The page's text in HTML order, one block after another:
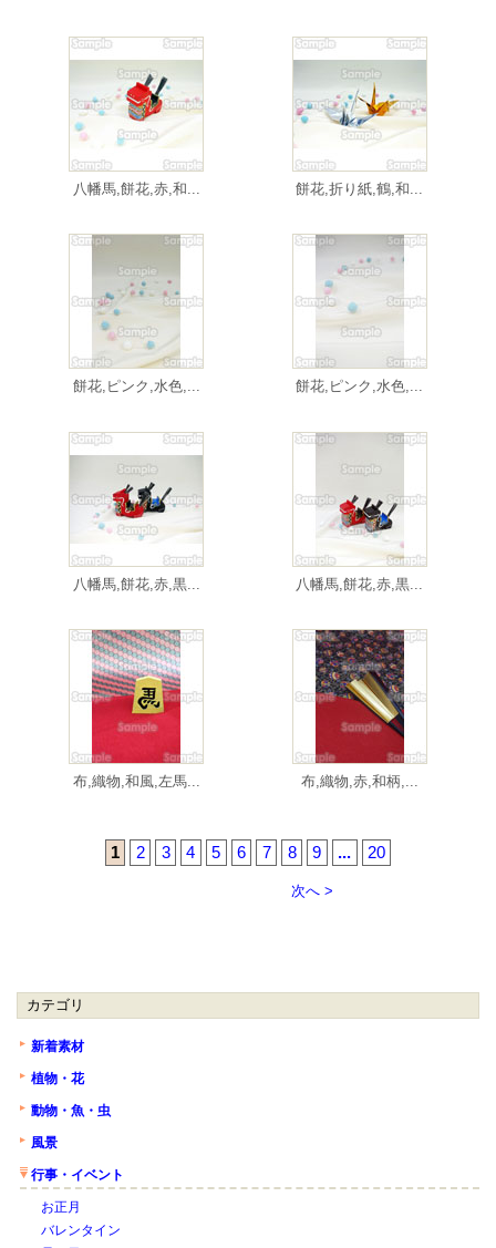
八幡馬,餅花,赤,和... 餅花,折り紙,鶴,和...
餅花,ピンク,水色,... 餅花,ピンク,水色,...
八幡馬,餅花,赤,黒... 八幡馬,餅花,赤,黒...
布,織物,和風,左馬... 布,織物,赤,和柄,...
1 2 3 4 5 6 7 8 9 ... 20
次へ >
カテゴリ
新着素材
植物・花
動物・魚・虫
風景
行事・イベント
お正月
バレンタイン